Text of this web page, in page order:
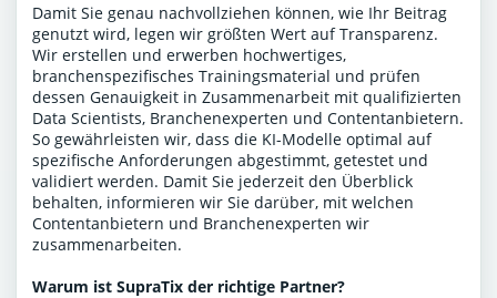
Damit Sie genau nachvollziehen können, wie Ihr Beitrag
genutzt wird, legen wir größten Wert auf Transparenz.
Wir erstellen und erwerben hochwertiges,
branchenspezifisches Trainingsmaterial und prüfen
dessen Genauigkeit in Zusammenarbeit mit qualifizierten
Data Scientists, Branchenexperten und Contentanbietern.
So gewährleisten wir, dass die KI-Modelle optimal auf
spezifische Anforderungen abgestimmt, getestet und
validiert werden. Damit Sie jederzeit den Überblick
behalten, informieren wir Sie darüber, mit welchen
Contentanbietern und Branchenexperten wir
zusammenarbeiten.
Warum ist SupraTix der richtige Partner?